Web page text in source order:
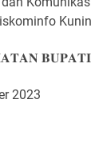
𝐁𝐔𝐏𝐀𝐓𝐈
2023